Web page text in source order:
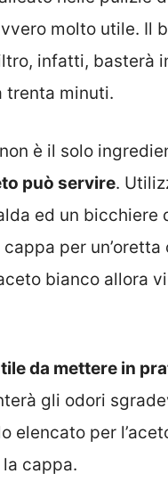
molto utile. Il
infatti, basterà
trenta minuti.
è il solo
può servire.
ed un bicchiere
per
bianco allora
da mettere in
gli odori
elencato per
cappa.